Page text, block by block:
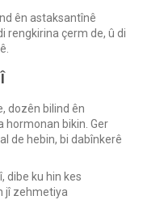
ên astaksantînê
rengkirina çerm de, û di
dozên bilind ên
hormonan bikin. Ger
de hebin, bi dabînkerê
dibe ku hin kes
jî zehmetiya